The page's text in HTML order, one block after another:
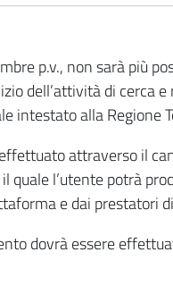
p.v., non sarà più
dell’attività di cerca
intestato alla Regione
attraverso il
quale l’utente potrà
e dai prestatori
dovrà essere